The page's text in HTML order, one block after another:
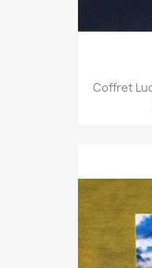
Coffret